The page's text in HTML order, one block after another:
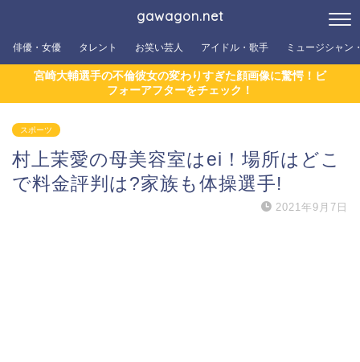
gawagon.net
俳優・女優 タレント お笑い芸人 アイドル・歌手 ミュージシャン
宮崎大輔選手の不倫彼女の変わりすぎた顔画像に驚愕！ビ
フォーアフターをチェック！
スポーツ
村上茉愛の母美容室はei！場所はどこ
で料金評判は?家族も体操選手!
2021年9月7日